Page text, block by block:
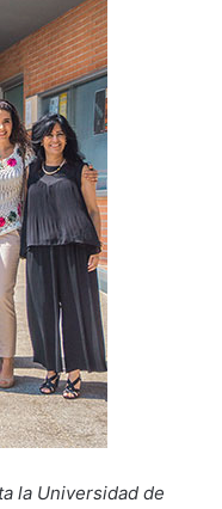
la Universidad de